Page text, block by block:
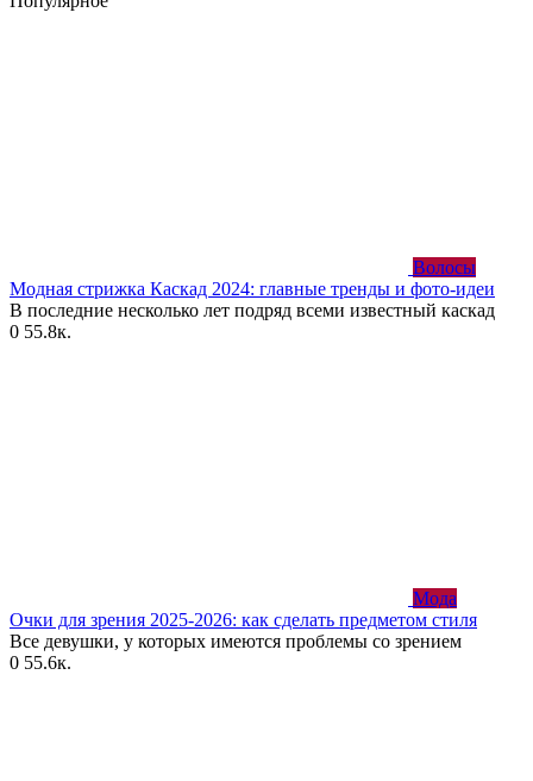
Волосы
Модная стрижка Каскад 2024: главные тренды и фото-идеи
В последние несколько лет подряд всеми известный каскад
0 55.8к.
Мода
Очки для зрения 2025-2026: как сделать предметом стиля
Все девушки, у которых имеются проблемы со зрением
0 55.6к.